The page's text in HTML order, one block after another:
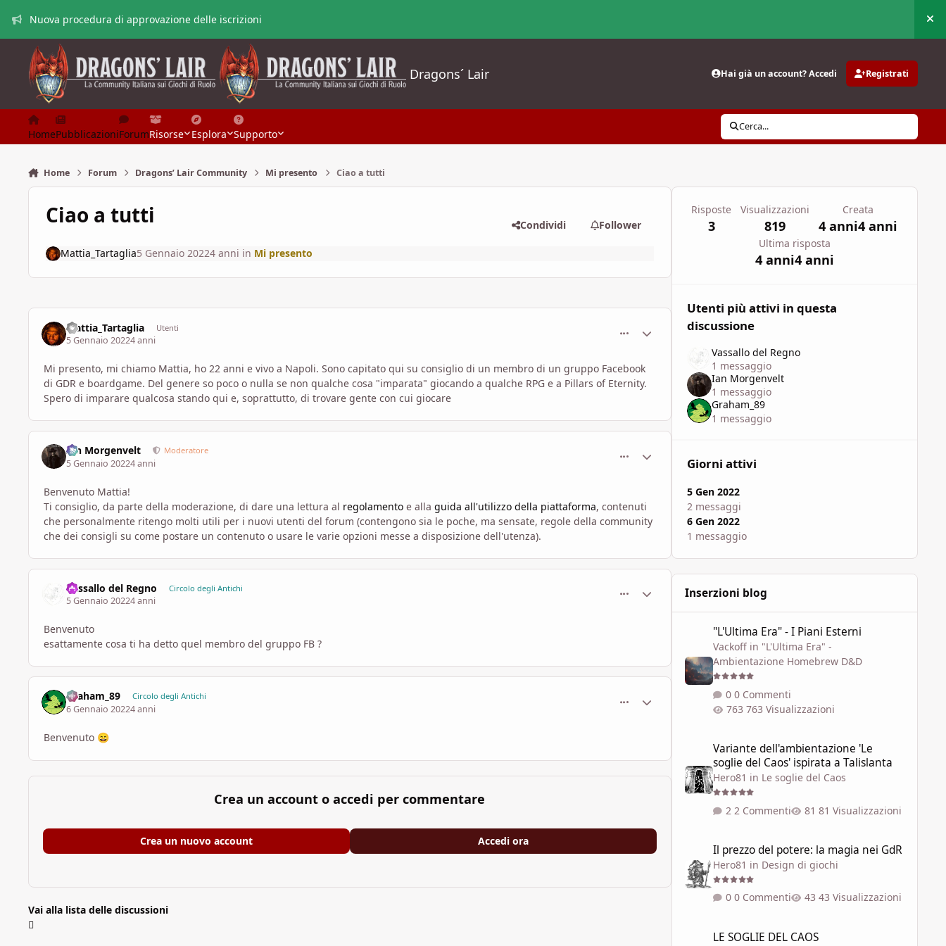
Nuova procedura di approvazione delle iscrizioni
Dragons´ Lair Hai già un account? Accedi Registrati
HomePubblicazioniForumRisorse Esplora Supporto
Cerca...
Home Forum Dragons’ Lair Community Mi presento Ciao a tutti
Ciao a tutti Condividi Follower
Mattia_Tartaglia5 Gennaio 20224 anni in Mi presento
Mattia_Tartaglia Utenti
5 Gennaio 20224 anni
comment_1786786
Statistiche Autore
Mi presento, mi chiamo Mattia, ho 22 anni e vivo a Napoli. Sono capitato qui su consiglio di un membro di un gruppo Facebook
di GDR e boardgame. Del genere so poco o nulla se non qualche cosa "imparata" giocando a qualche RPG e a Pillars of Eternity.
Spero di imparare qualcosa stando qui e, soprattutto, di trovare gente con cui giocare
Ian Morgenvelt Moderatore
5 Gennaio 20224 anni
Benvenuto Mattia!
Ti consiglio, da parte della moderazione, di dare una lettura al regolamento e alla guida all'utilizzo della piattaforma, contenuti
che personalmente ritengo molti utili per i nuovi utenti del forum (contengono sia le poche, ma sensate, regole della community
che dei consigli su come postare un contenuto o usare le varie opzioni messe a disposizione dell'utenza).
Vassallo del Regno Circolo degli Antichi
5 Gennaio 20224 anni
comment_1786847
Statistiche Autore
Benvenuto
esattamente cosa ti ha detto quel membro del gruppo FB ?
Graham_89 Circolo degli Antichi
6 Gennaio 20224 anni
Statistiche Autore
Benvenuto 😄
Crea un account o accedi per commentare
Crea un nuovo account Accedi ora
Vai alla lista delle discussioni
Risposte
3
Visualizzazioni
819
Creata
4 anni4 anni
Ultima risposta
4 anni4 anni
Utenti più attivi in questa
discussione
Vassallo del Regno
1 messaggio
Ian Morgenvelt
1 messaggio
Graham_89
1 messaggio
Giorni attivi
5 Gen 2022
2 messaggi
6 Gen 2022
1 messaggio
Inserzioni blog
"L'Ultima Era" - I Piani Esterni
Vackoffin "L'Ultima Era" -
Ambientazione Homebrew D&D
0 Commenti
763 Visualizzazioni
Variante dell'ambientazione 'Le
soglie del Caos' ispirata a Talislanta
Hero81 in Le soglie del Caos
2 Commenti 81 Visualizzazioni
Il prezzo del potere: la magia nei GdR
Hero81 in Design di giochi
0 Commenti 43 Visualizzazioni
LE SOGLIE DEL CAOS